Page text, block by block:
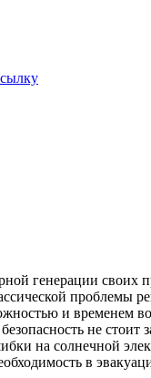
генерации своих
проблемы
и временем
не стоит
на солнечной
в